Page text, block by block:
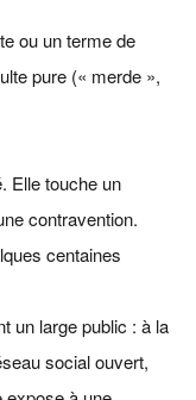
ou un terme de
pure (« merde »,
Elle touche un
contravention.
centaines
un large public : à la
social ouvert,